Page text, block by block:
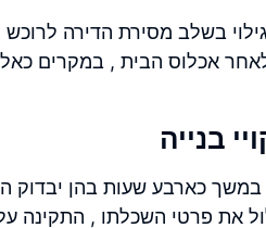
בשלב מסירת הדירה
אכלוס הבית , במקרים
בנייה
במשך כארבע שעות בהן
את פרטי השכלתו , התקינה